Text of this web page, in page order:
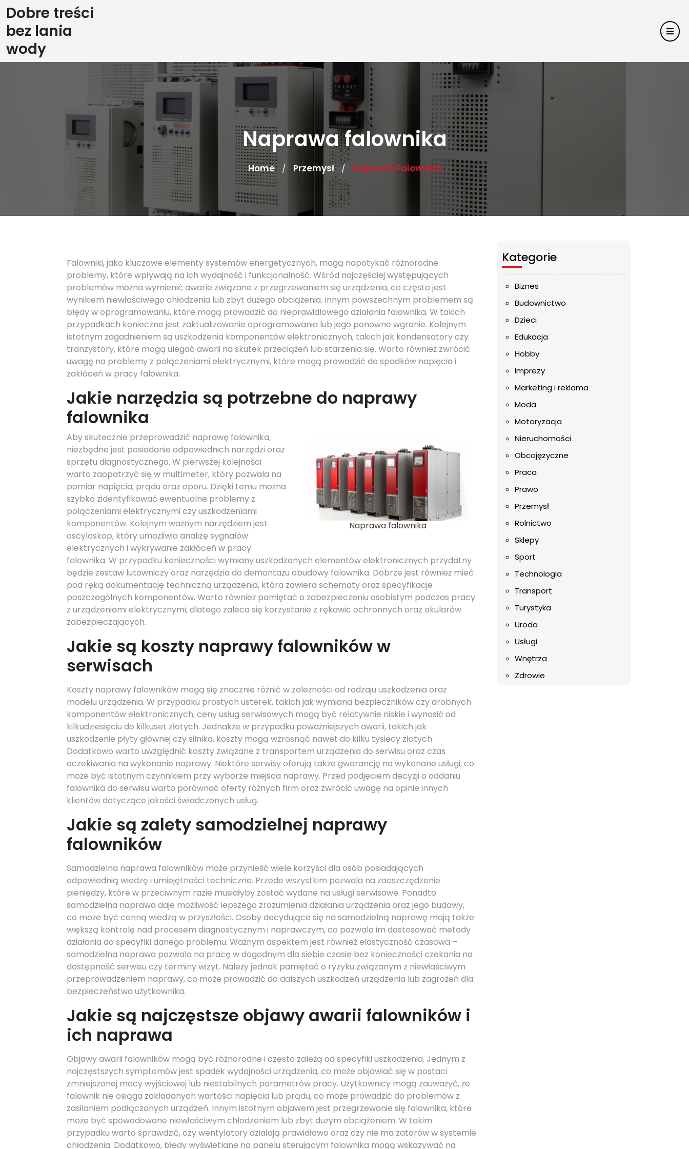
Skip
to
content
Dobre treści
bez lania
wody
Naprawa falownika
Home / Przemysł / Naprawa Falownika
Falowniki, jako kluczowe elementy systemów energetycznych, mogą napotykać różnorodne
problemy, które wpływają na ich wydajność i funkcjonalność. Wśród najczęściej występujących
problemów można wymienić awarie związane z przegrzewaniem się urządzenia, co często jest
wynikiem niewłaściwego chłodzenia lub zbyt dużego obciążenia. Innym powszechnym problemem są
błędy w oprogramowaniu, które mogą prowadzić do nieprawidłowego działania falownika. W takich
przypadkach konieczne jest zaktualizowanie oprogramowania lub jego ponowne wgranie. Kolejnym
istotnym zagadnieniem są uszkodzenia komponentów elektronicznych, takich jak kondensatory czy
tranzystory, które mogą ulegać awarii na skutek przeciążeń lub starzenia się. Warto również zwrócić
uwagę na problemy z połączeniami elektrycznymi, które mogą prowadzić do spadków napięcia i
zakłóceń w pracy falownika.
Jakie narzędzia są potrzebne do naprawy
falownika
Naprawa falownika
Aby skutecznie przeprowadzić naprawę falownika,
niezbędne jest posiadanie odpowiednich narzędzi oraz
sprzętu diagnostycznego. W pierwszej kolejności
warto zaopatrzyć się w multimeter, który pozwala na
pomiar napięcia, prądu oraz oporu. Dzięki temu można
szybko zidentyfikować ewentualne problemy z
połączeniami elektrycznymi czy uszkodzeniami
komponentów. Kolejnym ważnym narzędziem jest
oscyloskop, który umożliwia analizę sygnałów
elektrycznych i wykrywanie zakłóceń w pracy
falownika. W przypadku konieczności wymiany uszkodzonych elementów elektronicznych przydatny
będzie zestaw lutowniczy oraz narzędzia do demontażu obudowy falownika. Dobrze jest również mieć
pod ręką dokumentację techniczną urządzenia, która zawiera schematy oraz specyfikacje
poszczególnych komponentów. Warto również pamiętać o zabezpieczeniu osobistym podczas pracy
z urządzeniami elektrycznymi, dlatego zaleca się korzystanie z rękawic ochronnych oraz okularów
zabezpieczających.
Jakie są koszty naprawy falowników w
serwisach
Koszty naprawy falowników mogą się znacznie różnić w zależności od rodzaju uszkodzenia oraz
modelu urządzenia. W przypadku prostych usterek, takich jak wymiana bezpieczników czy drobnych
komponentów elektronicznych, ceny usług serwisowych mogą być relatywnie niskie i wynosić od
kilkudziesięciu do kilkuset złotych. Jednakże w przypadku poważniejszych awarii, takich jak
uszkodzenie płyty głównej czy silnika, koszty mogą wzrosnąć nawet do kilku tysięcy złotych.
Dodatkowo warto uwzględnić koszty związane z transportem urządzenia do serwisu oraz czas
oczekiwania na wykonanie naprawy. Niektóre serwisy oferują także gwarancję na wykonane usługi, co
może być istotnym czynnikiem przy wyborze miejsca naprawy. Przed podjęciem decyzji o oddaniu
falownika do serwisu warto porównać oferty różnych firm oraz zwrócić uwagę na opinie innych
klientów dotyczące jakości świadczonych usług.
Jakie są zalety samodzielnej naprawy
falowników
Samodzielna naprawa falowników może przynieść wiele korzyści dla osób posiadających
odpowiednią wiedzę i umiejętności techniczne. Przede wszystkim pozwala na zaoszczędzenie
pieniędzy, które w przeciwnym razie musiałyby zostać wydane na usługi serwisowe. Ponadto
samodzielna naprawa daje możliwość lepszego zrozumienia działania urządzenia oraz jego budowy,
co może być cenną wiedzą w przyszłości. Osoby decydujące się na samodzielną naprawę mają także
większą kontrolę nad procesem diagnostycznym i naprawczym, co pozwala im dostosować metody
działania do specyfiki danego problemu. Ważnym aspektem jest również elastyczność czasowa –
samodzielna naprawa pozwala na pracę w dogodnym dla siebie czasie bez konieczności czekania na
dostępność serwisu czy terminy wizyt. Należy jednak pamiętać o ryzyku związanym z niewłaściwym
przeprowadzeniem naprawy, co może prowadzić do dalszych uszkodzeń urządzenia lub zagrożeń dla
bezpieczeństwa użytkownika.
Jakie są najczęstsze objawy awarii falowników i
ich naprawa
Objawy awarii falowników mogą być różnorodne i często zależą od specyfiki uszkodzenia. Jednym z
najczęstszych symptomów jest spadek wydajności urządzenia, co może objawiać się w postaci
zmniejszonej mocy wyjściowej lub niestabilnych parametrów pracy. Użytkownicy mogą zauważyć, że
falownik nie osiąga zakładanych wartości napięcia lub prądu, co może prowadzić do problemów z
zasilaniem podłączonych urządzeń. Innym istotnym objawem jest przegrzewanie się falownika, które
może być spowodowane niewłaściwym chłodzeniem lub zbyt dużym obciążeniem. W takim
przypadku warto sprawdzić, czy wentylatory działają prawidłowo oraz czy nie ma zatorów w systemie
chłodzenia. Dodatkowo, błędy wyświetlane na panelu sterującym falownika mogą wskazywać na
Kategorie
Biznes
Budownictwo
Dzieci
Edukacja
Hobby
Imprezy
Marketing i reklama
Moda
Motoryzacja
Nieruchomości
Obcojęzyczne
Praca
Prawo
Przemysł
Rolnictwo
Sklepy
Sport
Technologia
Transport
Turystyka
Uroda
Usługi
Wnętrza
Zdrowie